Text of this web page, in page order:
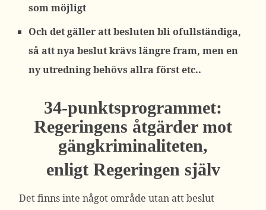
som möjligt
Och det gäller att besluten bli ofullständiga,
så att nya beslut krävs längre fram, men en
ny utredning behövs allra först etc..
34-punktsprogrammet:
Regeringens åtgärder mot
gängkriminaliteten,
enligt Regeringen själv
Det finns inte något område utan att beslut